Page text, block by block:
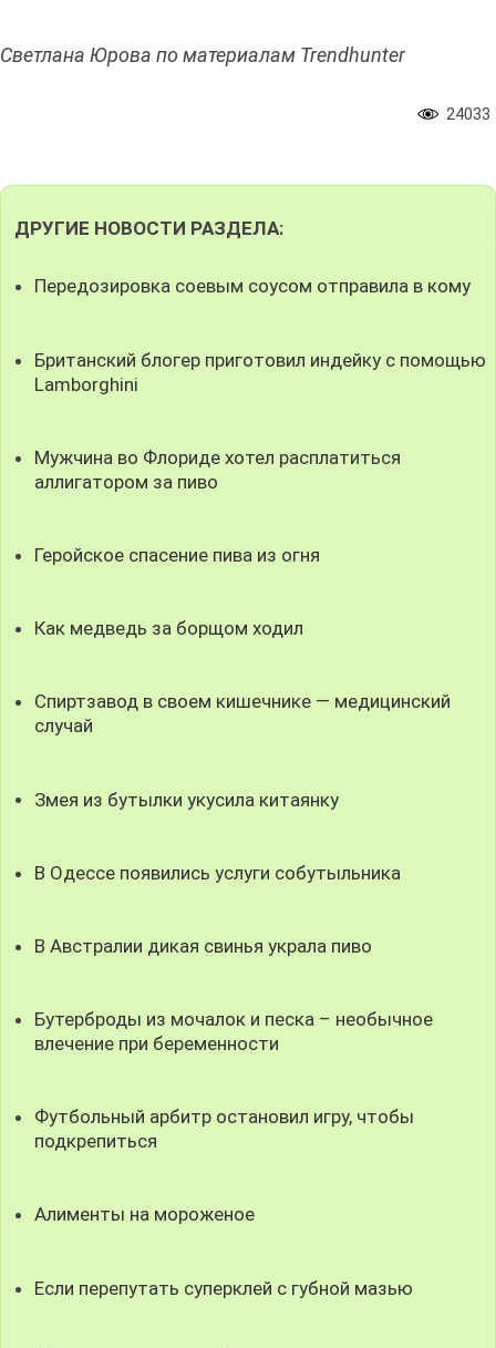
Светлана Юрова по материалам Trendhunter
24033
ДРУГИЕ НОВОСТИ РАЗДЕЛА:
Передозировка соевым соусом отправила в кому
Британский блогер приготовил индейку с помощью
Lamborghini
Мужчина во Флориде хотел расплатиться
аллигатором за пиво
Геройское спасение пива из огня
Как медведь за борщом ходил
Спиртзавод в своем кишечнике — медицинский
случай
Змея из бутылки укусила китаянку
В Одессе появились услуги собутыльника
В Австралии дикая свинья украла пиво
Бутерброды из мочалок и песка – необычное
влечение при беременности
Футбольный арбитр остановил игру, чтобы
подкрепиться
Алименты на мороженое
Если перепутать суперклей с губной мазью